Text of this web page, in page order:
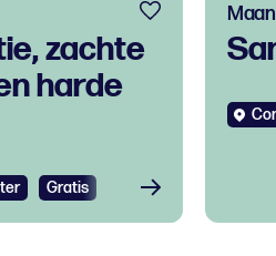
zachte
harde
Gratis